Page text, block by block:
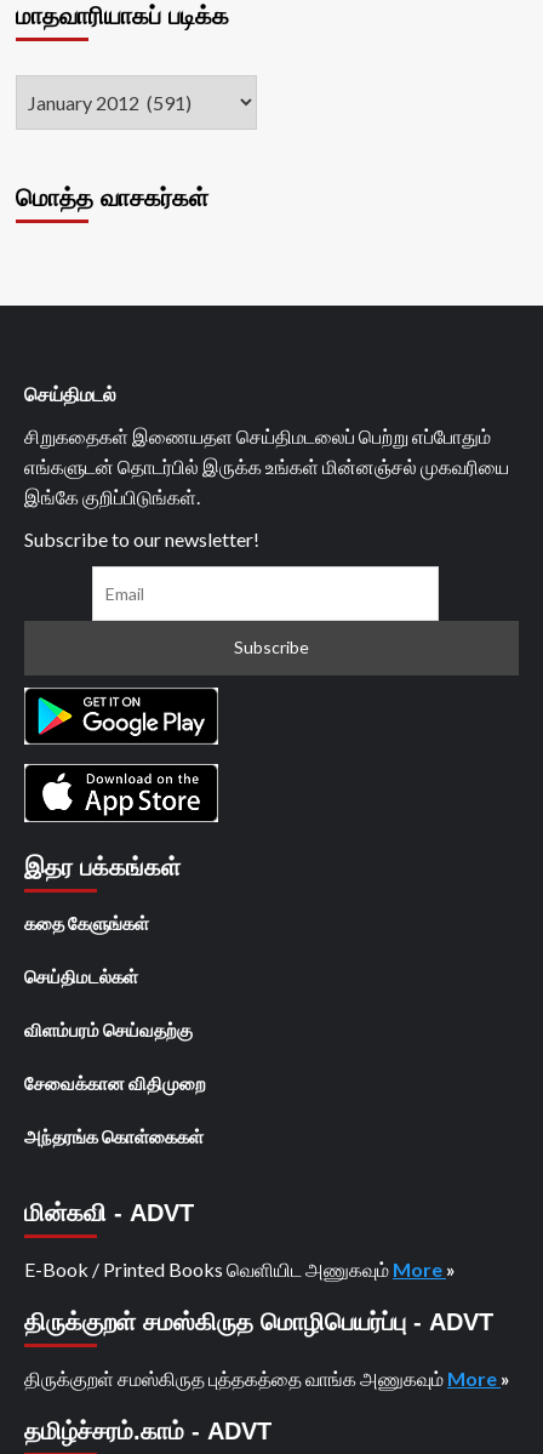
மாதவாரியாகப் படிக்க
மொத்த வாசகர்கள்
செய்திமடல்
சிறுகதைகள் இணையதள செய்திமடலைப் பெற்று எப்போதும்
எங்களுடன் தொடர்பில் இருக்க உங்கள் மின்னஞ்சல் முகவரியை
இங்கே குறிப்பிடுங்கள்.
Subscribe to our newsletter!
இதர பக்கங்கள்
கதை கேளுங்கள்
செய்திமடல்கள்
விளம்பரம் செய்வதற்கு
சேவைக்கான விதிமுறை
அந்தரங்க கொள்கைகள்
மின்கவி - ADVT
E-Book / Printed Books வெளியிட அணுகவும் More »
திருக்குறள் சமஸ்கிருத மொழிபெயர்ப்பு - ADVT
திருக்குறள் சமஸ்கிருத புத்தகத்தை வாங்க அணுகவும் More »
தமிழ்ச்சரம்.காம் - ADVT